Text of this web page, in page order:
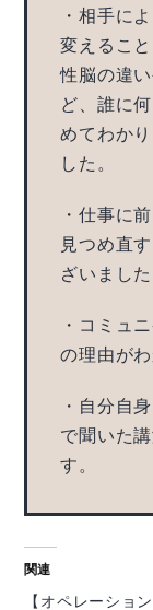
・相手に
変えるこ
性脳の違
ど、誰に
めてわか
した。
・仕事に
見つめ直
ざいました
・コミュ
の理由がわ
・自分自
で聞いた
す。
関連
【オペレーション